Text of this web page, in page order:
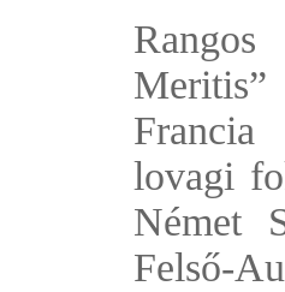
Francia
lovagi
Német
Felső-